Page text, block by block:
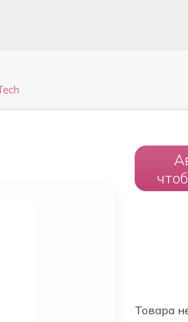
Товара